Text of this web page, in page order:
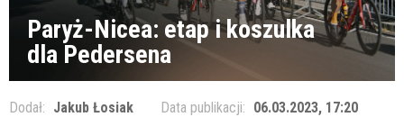
Paryż-Nicea: etap i koszulka
dla Pedersena
Dodał: Jakub Łosiak Data publikacji: 06.03.2023, 17:20